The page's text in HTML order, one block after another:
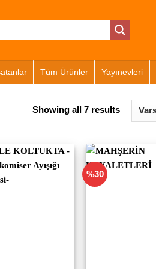
Tüm Ürünler Yayınevleri
Showing all 7 results
%30